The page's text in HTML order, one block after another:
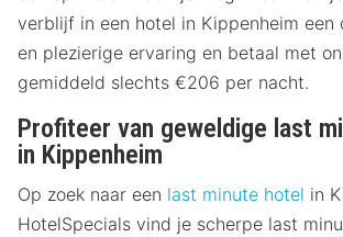
verblijf in een hotel in Kippenheim een
en plezierige ervaring en betaal met
gemiddeld slechts €206 per nacht.
Profiteer van geweldige last
in Kippenheim
Op zoek naar een last minute hotel in
HotelSpecials vind je scherpe last